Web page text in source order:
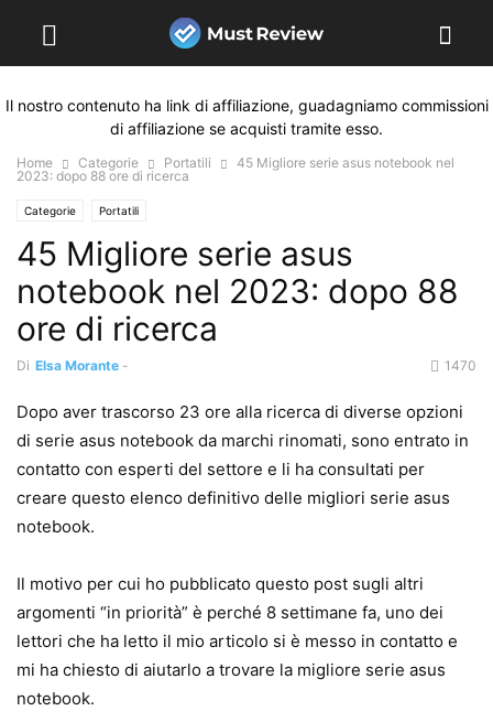
Il nostro contenuto ha link di affiliazione, guadagniamo commissioni
di affiliazione se acquisti tramite esso.
Home Categorie Portatili
45 Migliore serie asus notebook nel
2023: dopo 88 ore di ricerca
Categorie Portatili
45 Migliore serie asus
notebook nel 2023: dopo 88
ore di ricerca
Di Elsa Morante - 1470
Dopo aver trascorso 23 ore alla ricerca di diverse opzioni
di serie asus notebook da marchi rinomati, sono entrato in
contatto con esperti del settore e li ha consultati per
creare questo elenco definitivo delle migliori serie asus
notebook.
Il motivo per cui ho pubblicato questo post sugli altri
argomenti “in priorità” è perché 8 settimane fa, uno dei
lettori che ha letto il mio articolo si è messo in contatto e
mi ha chiesto di aiutarlo a trovare la migliore serie asus
notebook.